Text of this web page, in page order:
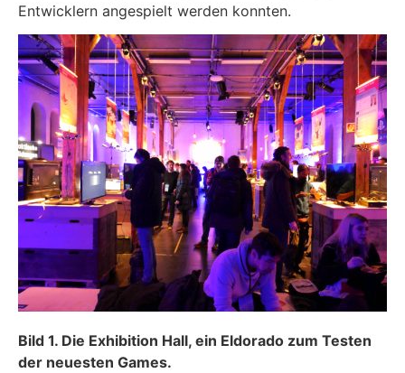
Entwicklern angespielt werden konnten.
Bild 1. Die Exhibition Hall, ein Eldorado zum Testen
der neuesten Games.